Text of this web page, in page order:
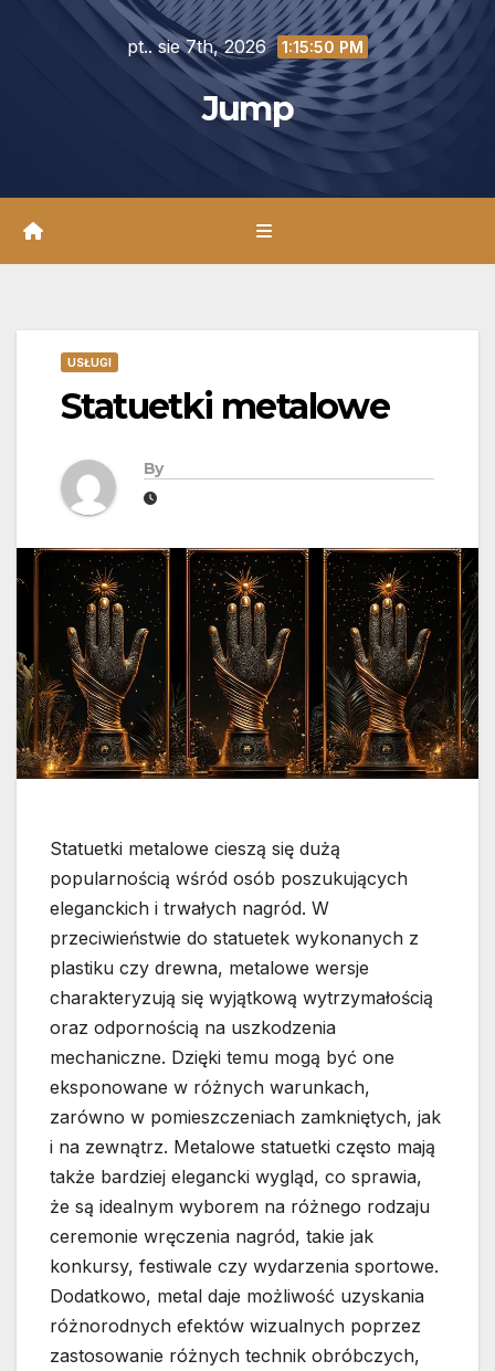
pt.. sie 7th, 2026 1:15:51 PM
Jump
USŁUGI
Statuetki metalowe
By
Statuetki metalowe cieszą się dużą
popularnością wśród osób poszukujących
eleganckich i trwałych nagród. W
przeciwieństwie do statuetek wykonanych z
plastiku czy drewna, metalowe wersje
charakteryzują się wyjątkową wytrzymałością
oraz odpornością na uszkodzenia
mechaniczne. Dzięki temu mogą być one
eksponowane w różnych warunkach,
zarówno w pomieszczeniach zamkniętych, jak
i na zewnątrz. Metalowe statuetki często mają
także bardziej elegancki wygląd, co sprawia,
że są idealnym wyborem na różnego rodzaju
ceremonie wręczenia nagród, takie jak
konkursy, festiwale czy wydarzenia sportowe.
Dodatkowo, metal daje możliwość uzyskania
różnorodnych efektów wizualnych poprzez
zastosowanie różnych technik obróbczych,